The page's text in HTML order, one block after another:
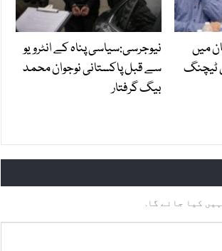
میں
ٹیچنگ
نیوجرسی:سیاسی پناہ کے انٹرویو
سے قبل پاکستانی نوجوان محمد
بیگ گرفتار
کیا جائے گا.